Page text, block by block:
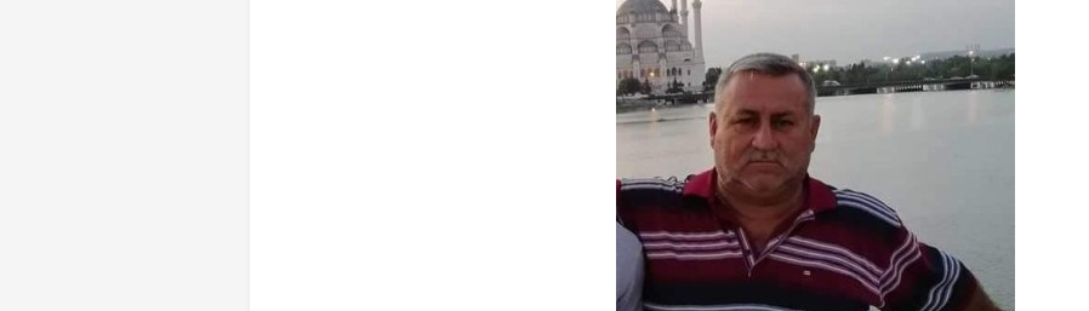
Ankara Yurtlar Rehberi: Ankara Yurt Seçimi, Fiyatları ve İdeal Erkek Yurdu İmkânları
Site İçi (On-Page) SEO Hizmeti: Web Sitenizin Görünmeyen Gücü
Kuzu Fileto Seçimi ve Pişirme Önerileri: Yumuşak Dokuyu Korumak
Dar Tavanlı Alanlar İçin Oval Hava Kanalı Avantajları